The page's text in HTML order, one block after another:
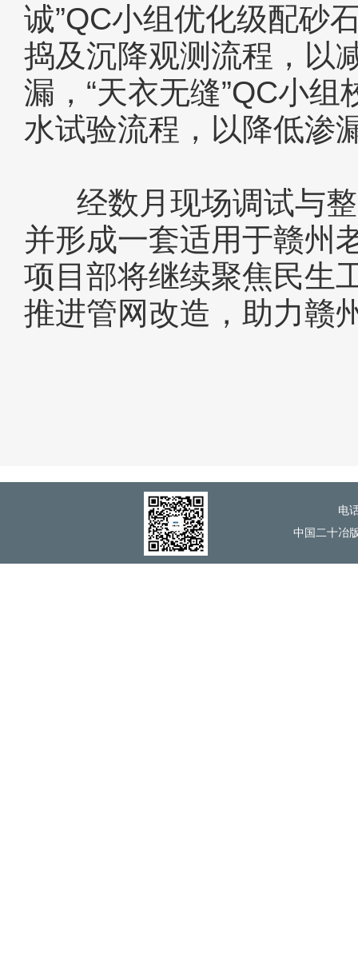
诚”QC小组优化级配砂
捣及沉降观测流程，以
漏，“天衣无缝”QC小
水试验流程，以降低渗
经数月现场调试与整
并形成一套适用于赣州
项目部将继续聚焦民生
推进管网改造，助力赣
电
中国二十